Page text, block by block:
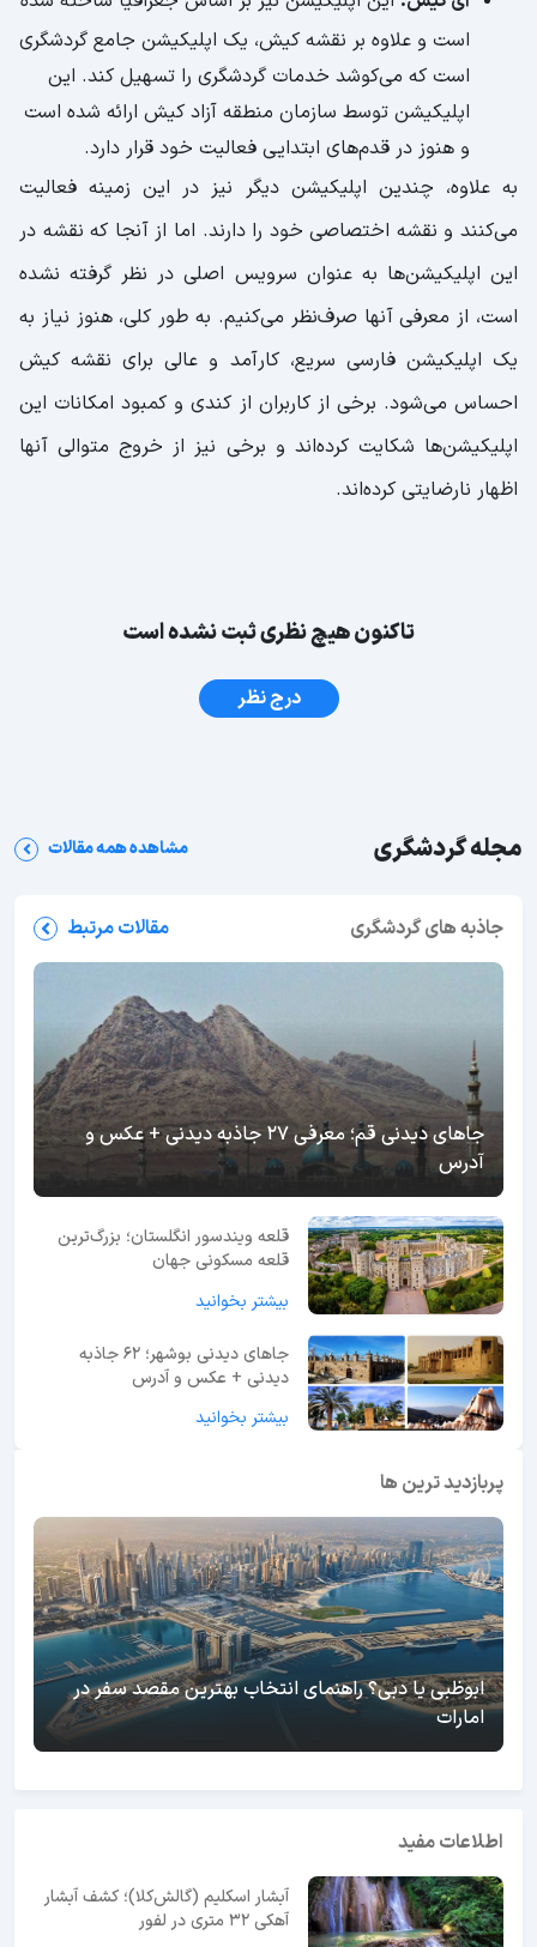
است و علاوه بر نقشه کیش، یک اپلیکیشن جامع گردشگری
است که می‌کوشد خدمات گردشگری را تسهیل کند. این
اپلیکیشن توسط سازمان منطقه آزاد کیش ارائه شده است
و هنوز در قدم‌های ابتدایی فعالیت خود قرار دارد.
به علاوه، چندین اپلیکیشن دیگر نیز در این زمینه فعالیت
می‌کنند و نقشه اختصاصی خود را دارند. اما از آنجا که نقشه در
این اپلیکیشن‌ها به عنوان سرویس اصلی در نظر گرفته نشده
است، از معرفی آنها صرف‌نظر می‌کنیم. به طور کلی، هنوز نیاز به
یک اپلیکیشن فارسی سریع، کارآمد و عالی برای نقشه کیش
احساس می‌شود. برخی از کاربران از کندی و کمبود امکانات این
اپلیکیشن‌ها شکایت کرده‌اند و برخی نیز از خروج متوالی آنها
اظهار نارضایتی کرده‌اند.
تاکنون هیچ نظری ثبت نشده است
درج نظر
مجله گردشگری مشاهده همه مقالات
جاذبه های گردشگری مقالات مرتبط
جاهای دیدنی قم؛ معرفی 27 جاذبه دیدنی + عکس و
آدرس
قلعه ویندسور انگلستان؛ بزرگ‌ترین
قلعه مسکونی جهان
بیشتر بخوانید
جاهای دیدنی بوشهر؛ 62 جاذبه
دیدنی + عکس و آدرس
بیشتر بخوانید
پربازدید ترین ها
ابوظبی یا دبی؟ راهنمای انتخاب بهترین مقصد سفر در
امارات
اطلاعات مفید
آبشار اسکلیم (گالش‌کلا)؛ کشف آبشار
آهکی ۳۲ متری در لفور